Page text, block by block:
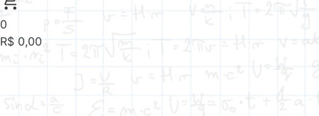
0
R$ 0,00